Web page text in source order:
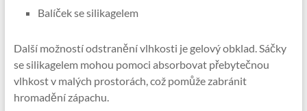
Balíček se silikagelem
Další možností odstranění vlhkosti je gelový obklad. Sáčky
se silikagelem mohou pomoci absorbovat přebytečnou
vlhkost v malých prostorách, což pomůže zabránit
hromadění zápachu.